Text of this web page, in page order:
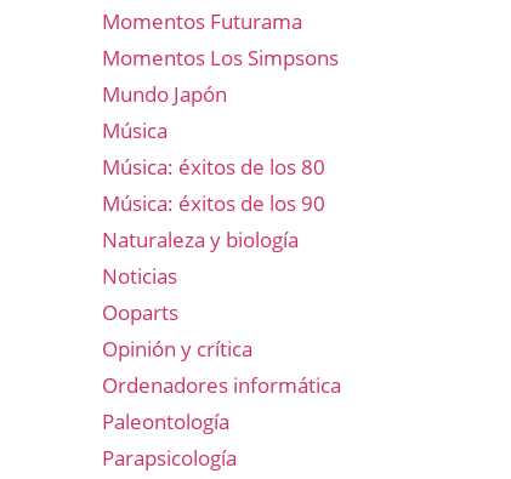
Momentos Futurama
Momentos Los Simpsons
Mundo Japón
Música
Música: éxitos de los 80
Música: éxitos de los 90
Naturaleza y biología
Noticias
Ooparts
Opinión y crítica
Ordenadores informática
Paleontología
Parapsicología